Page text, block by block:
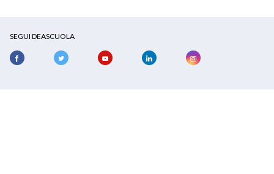
SEGUI DEASCUOLA